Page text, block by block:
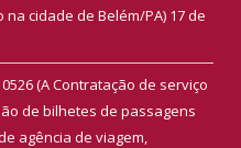
cidade de Belém/PA) 17 de
(A Contratação de serviço
de bilhetes de passagens
agência de viagem,